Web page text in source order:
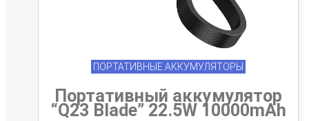
ПОРТАТИВНЫЕ АККУМУЛЯТОРЫ
Портативный аккумулятор
“Q23 Blade” 22.5W 10000mAh